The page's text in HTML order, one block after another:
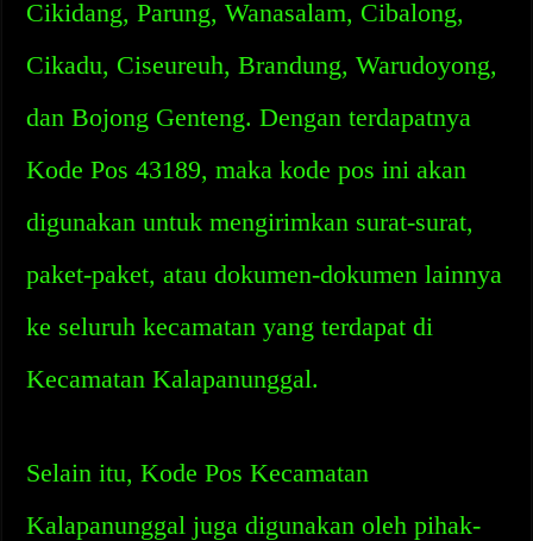
Cikidang, Parung, Wanasalam, Cibalong,
Cikadu, Ciseureuh, Brandung, Warudoyong,
dan Bojong Genteng. Dengan terdapatnya
Kode Pos 43189, maka kode pos ini akan
digunakan untuk mengirimkan surat-surat,
paket-paket, atau dokumen-dokumen lainnya
ke seluruh kecamatan yang terdapat di
Kecamatan Kalapanunggal.
Selain itu, Kode Pos Kecamatan
Kalapanunggal juga digunakan oleh pihak-